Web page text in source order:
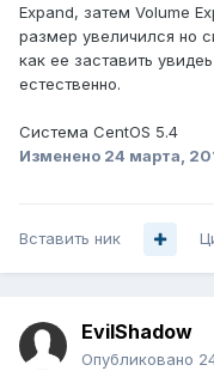
Expand, затем Volume
размер увеличился но
как ее заставить
естественно.
Система CentOS 5.4
Изменено 24 марта,
Вставить ник
EvilShadow
Опубликовано